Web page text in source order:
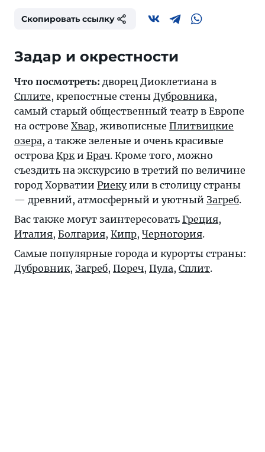
Скопировать ссылку
Задар и окрестности
Что посмотреть: дворец Диоклетиана в
Сплите, крепостные стены Дубровника,
самый старый общественный театр в Европе
на острове Хвар, живописные Плитвицкие
озера, а также зеленые и очень красивые
острова Крки Брач. Кроме того, можно
съездить на экскурсию в третий по величине
город Хорватии Риекуили в столицу страны
— древний, атмосферный и уютный Загреб.
Вас также могут заинтересовать Греция,
Италия, Болгария, Кипр, Черногория.
Самые популярные города и курорты страны:
Дубровник, Загреб, Пореч, Пула, Сплит.